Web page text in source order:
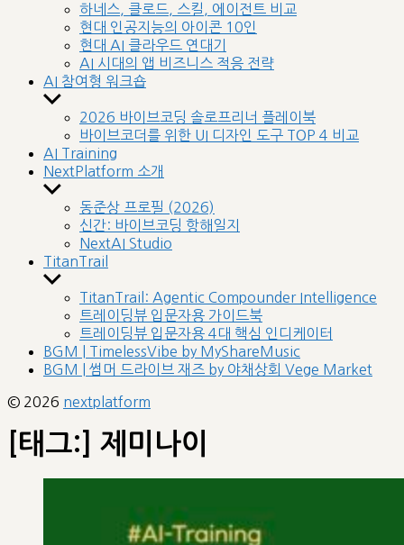
sub
menu
하네스, 클로드, 스킬, 에이전트 비교
현대 인공지능의 아이콘 10인
현대 AI 클라우드 연대기
AI 시대의 앱 비즈니스 적응 전략
AI 참여형 워크숍
Show
sub
menu
2026 바이브코딩 솔로프리너 플레이북
바이브코더를 위한 UI 디자인 도구 TOP 4 비교
AI Training
NextPlatform 소개
Show
sub
menu
동준상 프로필 (2026)
신간: 바이브코딩 항해일지
NextAI Studio
TitanTrail
Show
sub
menu
TitanTrail: Agentic Compounder Intelligence
트레이딩뷰 입문자용 가이드북
트레이딩뷰 입문자용 4대 핵심 인디케이터
BGM | TimelessVibe by MyShareMusic
BGM | 썸머 드라이브 재즈 by 야채상회 Vege Market
© 2026 nextplatform
[태그:] 제미나이